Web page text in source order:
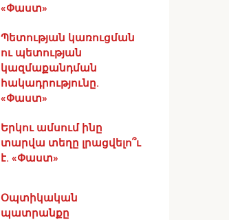
«Փաստ»
Պետության կառուցման
ու պետության
կազմաքանդման
հակադրությունը.
«Փաստ»
Երկու ամսում ինը
տարվա տեղը լրացվելո՞ւ
է. «Փաստ»
Օպտիկական
պատրանքը